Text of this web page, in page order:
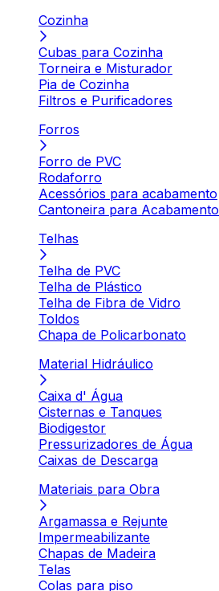
Cozinha
Cubas para Cozinha
Torneira e Misturador
Pia de Cozinha
Filtros e Purificadores
Forros
Forro de PVC
Rodaforro
Acessórios para acabamento
Cantoneira para Acabamento
Telhas
Telha de PVC
Telha de Plástico
Telha de Fibra de Vidro
Toldos
Chapa de Policarbonato
Material Hidráulico
Caixa d' Água
Cisternas e Tanques
Biodigestor
Pressurizadores de Água
Caixas de Descarga
Materiais para Obra
Argamassa e Rejunte
Impermeabilizante
Chapas de Madeira
Telas
Colas para piso